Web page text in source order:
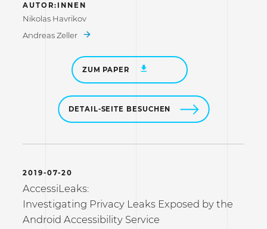
AUTOR:INNEN
Nikolas Havrikov
Andreas Zeller
ZUM PAPER
DETAIL-SEITE BESUCHEN
2019-07-20
AccessiLeaks:
Investigating Privacy Leaks Exposed by the
Android Accessibility Service